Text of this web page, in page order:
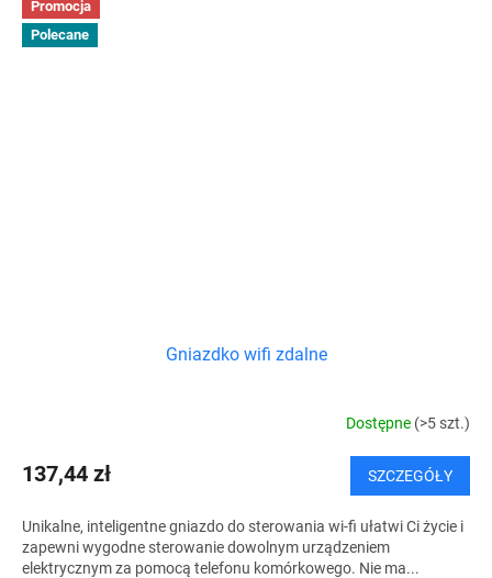
Promocja
Polecane
Gniazdko wifi zdalne
Dostępne (>5 szt.)
137,44 zł SZCZEGÓŁY
Unikalne, inteligentne gniazdo do sterowania wi-fi ułatwi Ci życie i
zapewni wygodne sterowanie dowolnym urządzeniem
elektrycznym za pomocą telefonu komórkowego. Nie ma...